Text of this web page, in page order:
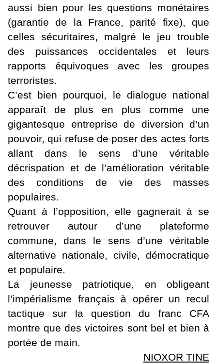
aussi bien pour les questions monétaires
(garantie de la France, parité fixe), que
celles sécuritaires, malgré le jeu trouble
des puissances occidentales et leurs
rapports équivoques avec les groupes
terroristes.
C’est bien pourquoi, le dialogue national
apparaît de plus en plus comme une
gigantesque entreprise de diversion d’un
pouvoir, qui refuse de poser des actes forts
allant dans le sens d’une véritable
décrispation et de l’amélioration véritable
des conditions de vie des masses
populaires.
Quant à l’opposition, elle gagnerait à se
retrouver autour d’une plateforme
commune, dans le sens d’une véritable
alternative nationale, civile, démocratique
et populaire.
La jeunesse patriotique, en obligeant
l’impérialisme français à opérer un recul
tactique sur la question du franc CFA
montre que des victoires sont bel et bien à
portée de main.
NIOXOR TINE